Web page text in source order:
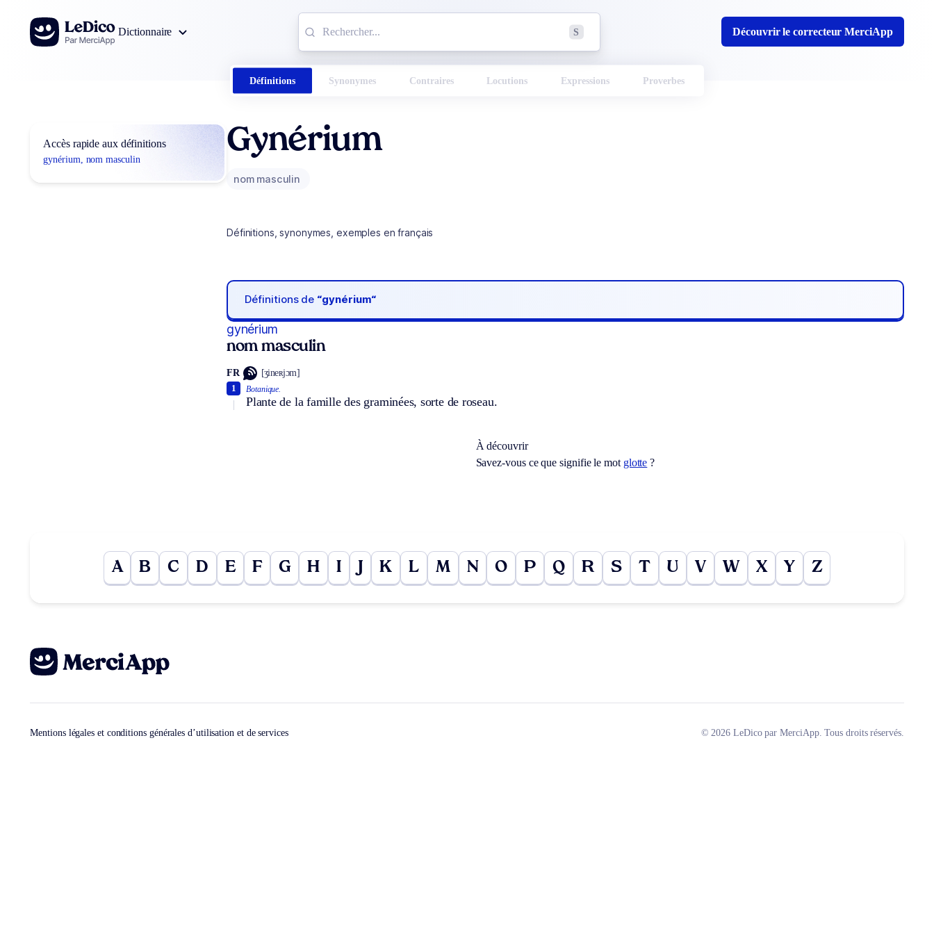
Aller au contenu
Dictionnaire
S Découvrir le correcteur MerciApp
Définitions Synonymes Contraires Locutions Expressions Proverbes
Accès rapide aux définitions
gynérium, nom masculin
Gynérium
nom masculin
Définitions, synonymes, exemples en français
Définitions de “gynérium“
gynérium
nom masculin
FR [ʒineʀjɔm]
Botanique.
Plante de la famille des graminées, sorte de roseau.
1
À découvrir
Savez-vous ce que signifie le mot glotte ?
A B C D E F G H I K L M N O P Q R S T U V W X Y Z
Mentions légales et conditions générales d’utilisation et de services © 2026 LeDico par MerciApp. Tous droits réservés.